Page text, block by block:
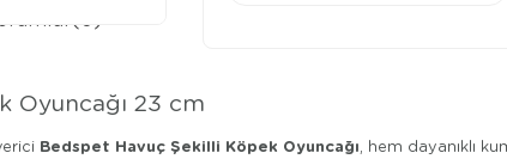
Oyuncağı 23 cm
Bedspet Havuç Şekilli Köpek Oyuncağı, hem dayanıklı